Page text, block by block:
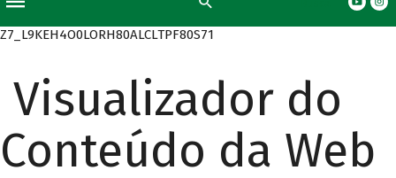
Z7_L9KEH4O0LORH80ALCLTPF80S71
Visualizador do
Conteúdo da Web